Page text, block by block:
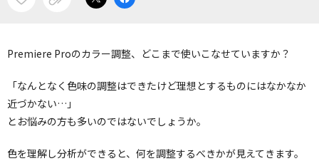
Premiere Proのカラー調整、どこまで使いこなせていますか？
「なんとなく色味の調整はできたけど理想とするものにはなかなか
近づかない…」
とお悩みの方も多いのではないでしょうか。
色を理解し分析ができると、何を調整するべきかが見えてきます。